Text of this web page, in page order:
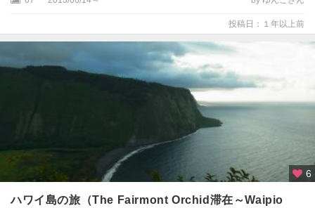
投稿日：１年以上前
6
ハワイ島の旅（The Fairmont Orchid滞在～Waipio